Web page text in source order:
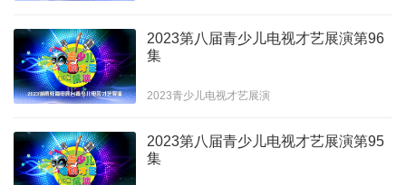
2023第八届青少儿电视才艺展演第96
集
2023青少儿电视才艺展演
2023第八届青少儿电视才艺展演第95
集